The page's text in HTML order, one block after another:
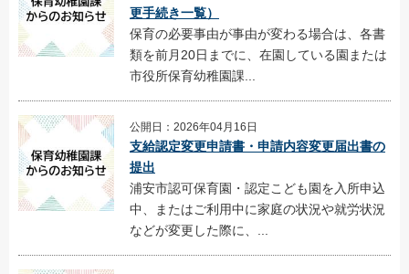
更手続き一覧）
保育の必要事由が事由が変わる場合は、各書
類を前月20日までに、在園している園または
市役所保育幼稚園課...
公開日：2026年04月16日
支給認定変更申請書・申請内容変更届出書の
提出
浦安市認可保育園・認定こども園を入所申込
中、またはご利用中に家庭の状況や就労状況
などが変更した際に、...